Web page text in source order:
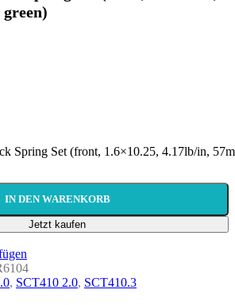
Spring Set (front, 1.6×10.25, 4.17lb/in,
IN DEN WARENKORB
Jetzt kaufen
, SCT410 2.0, SCT410.3